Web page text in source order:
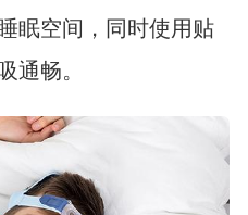
眠空间，同时使用贴
通畅。